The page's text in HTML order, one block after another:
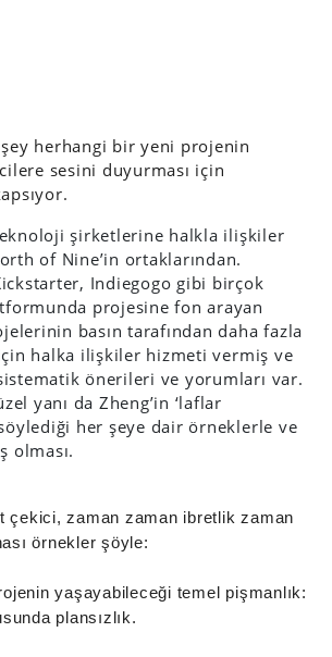
şey herhangi bir yeni projenin
sesini duyurması için
şirketlerine halkla ilişkiler
of Nine’in ortaklarından.
Indiegogo gibi birçok
projesine fon arayan
basın tarafından daha fazla
halka ilişkiler hizmeti vermiş ve
önerileri ve yorumları var.
yanı da Zheng’in ‘laflar
söylediği her şeye dair örneklerle ve
olması.
çekici, zaman zaman ibretlik zaman
örnekler şöyle:
yaşayabileceği temel pişmanlık:
plansızlık.